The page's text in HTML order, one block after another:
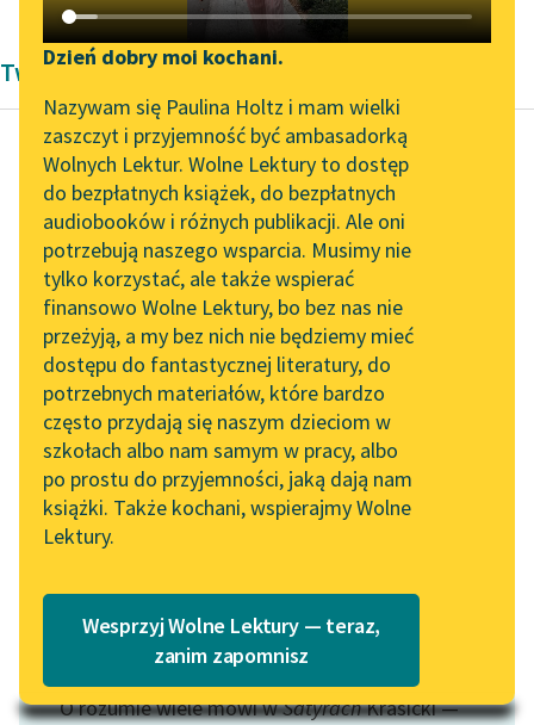
Katalog DAISY
Podkasty o książkach
Zgłoś brak utworu
Aktualności
Zapraszamy na spotkanie
online z tłumaczkami
literatury skandynawskiej
Spotkanie z Katarzyną
Tunkiel w Oslo
Wolne Lektury na 32.
Pol’and’Rock Festivalu
„Kochanek Lady
Chatterley” do słuchania
na Wolnych Lekturach
Nowy audiobook –
„Marzenie o Oriencie”
Lektury szkolne i klasyka
Narzędzia
Mapa Wolnych Lektur
Leśmianator
Przewodnik dla piszących i
czytających
API
OAI-PMH
Widget Wolnych Lektur
Przypisy
Katalog w formacie PDF
Dzień dobry moi kochani.
Nazywam się Paulina Holtz i mam wielki
zaszczyt i przyjemność być ambasadorką
Wolnych Lektur. Wolne Lektury to dostęp
do bezpłatnych książek, do bezpłatnych
audiobooków i różnych publikacji. Ale oni
potrzebują naszego wsparcia. Musimy nie
tylko korzystać, ale także wspierać
finansowo Wolne Lektury, bo bez nas nie
przeżyją, a my bez nich nie będziemy mieć
dostępu do fantastycznej literatury, do
potrzebnych materiałów, które bardzo
często przydają się naszym dzieciom w
szkołach albo nam samym w pracy, albo
po prostu do przyjemności, jaką dają nam
książki. Także kochani, wspierajmy Wolne
Lektury.
Wesprzyj Wolne Lektury — teraz,
zanim zapomnisz
Twórczość Zygmunta Kaczkowskiego
Zygmunt Kaczkowski
Murdelio
Owe szaleństwa za
kobietami, owe
wzdychające miłości
zostaw już Francuzom i
Włochom. To ich
rzemiosło...
Czytaj więcej
Motyw: Rozum
O rozumie wiele mówi wSatyrachKrasicki —